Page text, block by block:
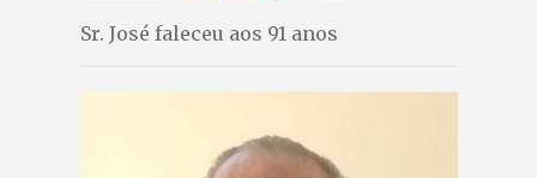
Sr. José faleceu aos 91 anos